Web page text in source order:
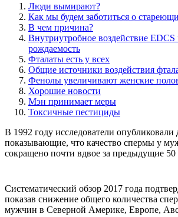
Люди вымирают?
Как мы будем заботиться о
В чем причина?
Внутриутробное воздействие
рождаемость
Фталаты есть у всех
Общие источники воздействия
Фенолы увеличивают женские
Хорошие новости
Мэн принимает меры
Токсичные пестициды
В 1992 году исследователи опубликовали
показывающие, что качество спермы у
сокращено почти вдвое за предыдущие 50
Систематический обзор 2017 года
показав снижение общего количества
мужчин в Северной Америке, Европе,